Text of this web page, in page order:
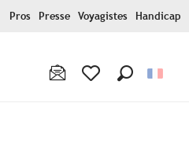
Pros Presse Voyagistes Handicap